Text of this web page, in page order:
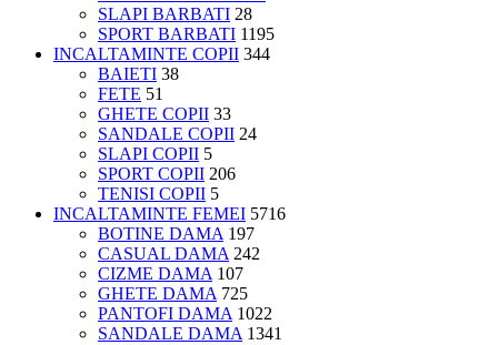
SLAPI BARBATI 28
SPORT BARBATI 1195
INCALTAMINTE COPII 344
BAIETI 38
FETE 51
GHETE COPII 33
SANDALE COPII 24
SLAPI COPII 5
SPORT COPII 206
TENISI COPII 5
INCALTAMINTE FEMEI 5716
BOTINE DAMA 197
CASUAL DAMA 242
CIZME DAMA 107
GHETE DAMA 725
PANTOFI DAMA 1022
SANDALE DAMA 1341